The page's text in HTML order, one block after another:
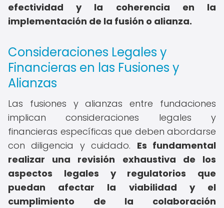
efectividad y la coherencia en la
implementación de la fusión o alianza.
Consideraciones Legales y
Financieras en las Fusiones y
Alianzas
Las fusiones y alianzas entre fundaciones
implican consideraciones legales y
financieras específicas que deben abordarse
con diligencia y cuidado. Es fundamental
realizar una revisión exhaustiva de los
aspectos legales y regulatorios que
puedan afectar la viabilidad y el
cumplimiento de la colaboración